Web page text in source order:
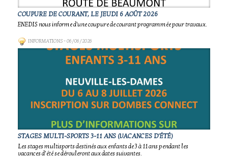
COUPURE DE COURANT, LE JEUDI 6 AOÛT 2026
ENEDIS nous informe d'une coupure de courant programmée pour travaux.
INFORMATIONS- 06/06/2026
STAGES MULTI-SPORTS 3-11 ANS (VACANCES D'ÉTÉ)
Les stages multisports destinés aux enfants de 3 à 11 ans pendant les
vacances d’été se dérouleront aux dates suivantes.